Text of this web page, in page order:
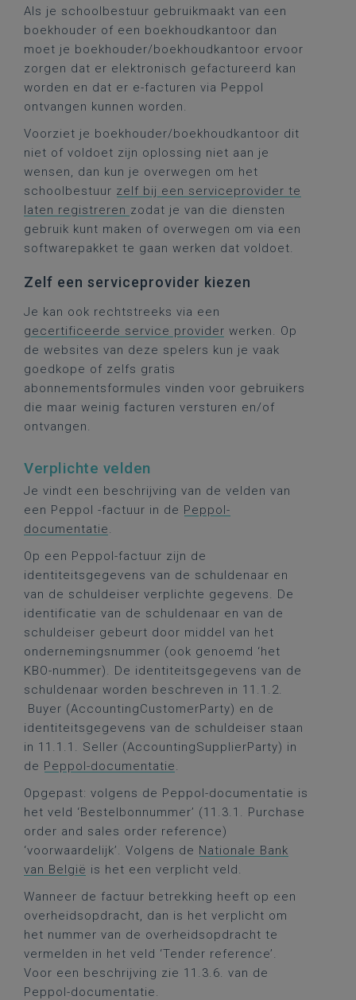
Als je schoolbestuur gebruikmaakt van een
boekhouder of een boekhoudkantoor dan
moet je boekhouder/boekhoudkantoor ervoor
zorgen dat er elektronisch gefactureerd kan
worden en dat er e-facturen via Peppol
ontvangen kunnen worden.
Voorziet je boekhouder/boekhoudkantoor dit
niet of voldoet zijn oplossing niet aan je
wensen, dan kun je overwegen om het
schoolbestuur zelf bij een serviceprovider te
laten registreren zodat je van die diensten
gebruik kunt maken of overwegen om via een
softwarepakket te gaan werken dat voldoet.
Zelf een serviceprovider kiezen
Je kan ook rechtstreeks via een
gecertificeerde service provider werken. Op
de websites van deze spelers kun je vaak
goedkope of zelfs gratis
abonnementsformules vinden voor gebruikers
die maar weinig facturen versturen en/of
ontvangen.
Verplichte velden
Je vindt een beschrijving van de velden van
een Peppol -factuur in de Peppol-
documentatie.
Op een Peppol-factuur zijn de
identiteitsgegevens van de schuldenaar en
van de schuldeiser verplichte gegevens. De
identificatie van de schuldenaar en van de
schuldeiser gebeurt door middel van het
ondernemingsnummer (ook genoemd ‘het
KBO-nummer). De identiteitsgegevens van de
schuldenaar worden beschreven in 11.1.2.
Buyer (AccountingCustomerParty) en de
identiteitsgegevens van de schuldeiser staan
in 11.1.1. Seller (AccountingSupplierParty) in
de Peppol-documentatie.
Opgepast: volgens de Peppol-documentatie is
het veld ‘Bestelbonnummer’ (11.3.1. Purchase
order and sales order reference)
‘voorwaardelijk’. Volgens de Nationale Bank
van België is het een verplicht veld.
Wanneer de factuur betrekking heeft op een
overheidsopdracht, dan is het verplicht om
het nummer van de overheidsopdracht te
vermelden in het veld ‘Tender reference’.
Voor een beschrijving zie 11.3.6. van de
Peppol-documentatie.